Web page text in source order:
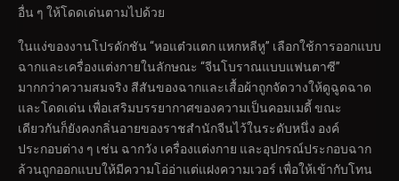
อื่น ๆ ให้โดดเด่นตามไปด้วย
ในแง่ของงานโปรดักชัน “หอแต๋วแตก แหกหลีหู” เลือกใช้การออกแบบ
ฉากและเครื่องแต่งกายในลักษณะ “จีนโบราณแบบแฟนตาซี”
มากกว่าความสมจริง สีสันของฉากและเสื้อผ้าถูกจัดวางให้ดูฉูดฉาด
และโดดเด่น เพื่อเสริมบรรยากาศของความเป็นคอมเมดี้ ขณะ
เดียวกันก็ยังคงกลิ่นอายของราชสำนักจีนไว้ในระดับหนึ่ง องค์
ประกอบต่าง ๆ เช่น ฉากวัง เครื่องแต่งกาย และอุปกรณ์ประกอบฉาก
ล้วนถูกออกแบบให้มีความโอ่อ่าแต่แฝงความเวอร์ เพื่อให้เข้ากับโทน